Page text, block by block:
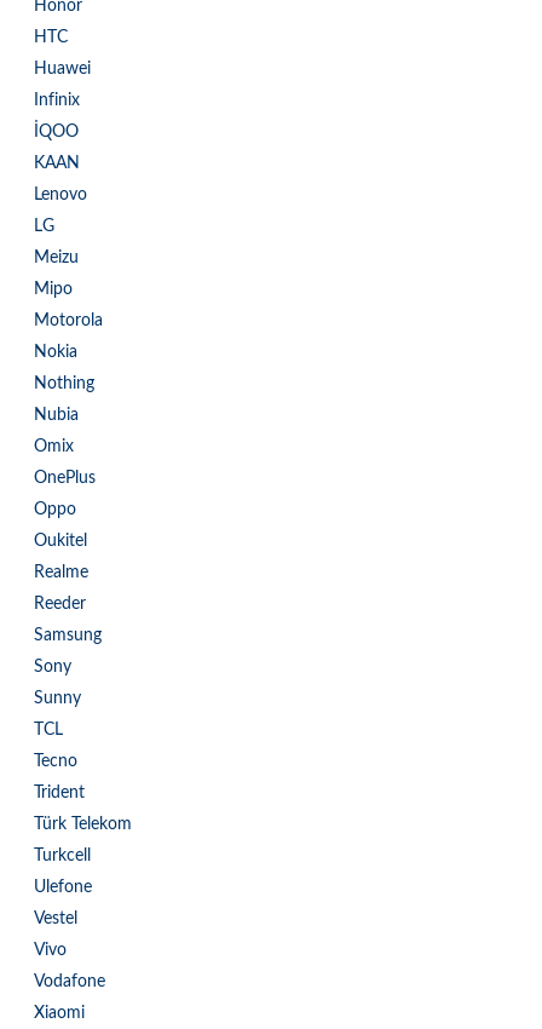
Honor
HTC
Huawei
Infinix
İQOO
KAAN
Lenovo
LG
Meizu
Mipo
Motorola
Nokia
Nothing
Nubia
Omix
OnePlus
Oppo
Oukitel
Realme
Reeder
Samsung
Sony
Sunny
TCL
Tecno
Trident
Türk Telekom
Turkcell
Ulefone
Vestel
Vivo
Vodafone
Xiaomi